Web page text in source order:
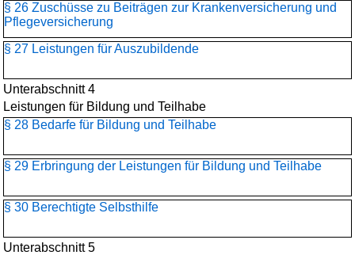
§ 26 Zuschüsse zu Beiträgen zur Krankenversicherung und
Pflegeversicherung
§ 27 Leistungen für Auszubildende
Unterabschnitt 4
Leistungen für Bildung und Teilhabe
§ 28 Bedarfe für Bildung und Teilhabe
§ 29 Erbringung der Leistungen für Bildung und Teilhabe
§ 30 Berechtigte Selbsthilfe
Unterabschnitt 5